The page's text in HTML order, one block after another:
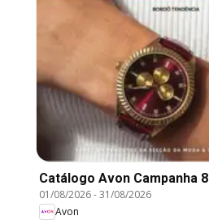
Catálogo Avon Campanha 8
01/08/2026-31/08/2026
Avon